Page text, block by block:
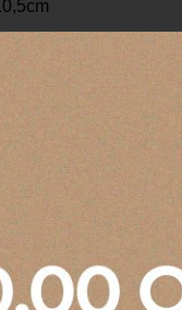
anos. Gostaria de
Bege 77 x
Caribe 22 cm